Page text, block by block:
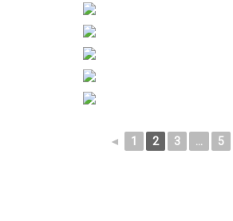
◄ 1 2 3 ... 5